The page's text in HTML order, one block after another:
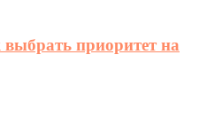
приоритет на